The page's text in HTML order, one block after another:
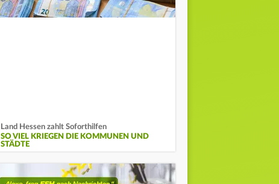
Land Hessen zahlt Soforthilfen
SO VIEL KRIEGEN DIE KOMMUNEN UND
STÄDTE